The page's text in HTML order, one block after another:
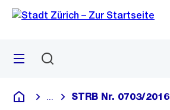
Navigation
Sprunglink
Menü
Deutsch
Blende alle Breadcrumbs ein
STRB Nr. 0703/2016